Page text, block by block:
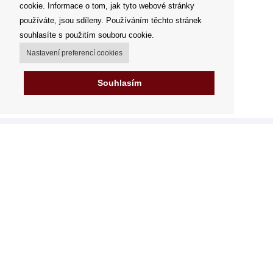
cookie. Informace o tom, jak tyto webové stránky
používáte, jsou sdíleny. Používáním těchto stránek
souhlasíte s použitím souboru cookie.
Nastavení preferencí cookies
Souhlasím